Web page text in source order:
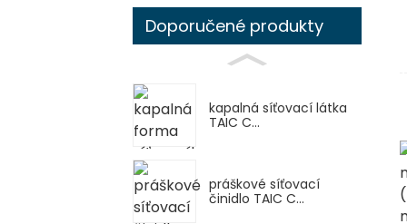
Doporučené produkty
kapalná síťovací látka
TAIC C...
práškové síťovací
činidlo TAIC C...